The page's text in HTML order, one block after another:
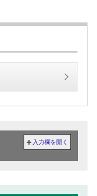
入力欄を開く